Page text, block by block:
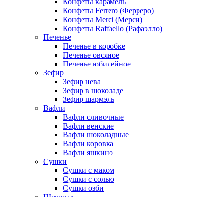
Конфеты карамель
Конфеты Ferrero (Ферреро)
Конфеты Merci (Мерси)
Конфеты Raffaello (Рафаэлло)
Печенье
Печенье в коробке
Печенье овсяное
Печенье юбилейное
Зефир
Зефир нева
Зефир в шоколаде
Зефир шармэль
Вафли
Вафли сливочные
Вафли венские
Вафли шоколадные
Вафли коровка
Вафли яшкино
Сушки
Сушки с маком
Сушки с солью
Сушки озби